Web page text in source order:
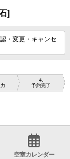
]
・変更・キャンセ
4
予約完了
空室カレンダー